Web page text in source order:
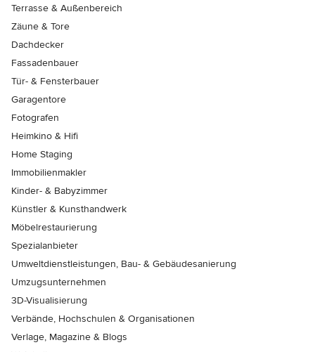
Terrasse & Außenbereich
Zäune & Tore
Dachdecker
Fassadenbauer
Tür- & Fensterbauer
Garagentore
Fotografen
Heimkino & Hifi
Home Staging
Immobilienmakler
Kinder- & Babyzimmer
Künstler & Kunsthandwerk
Möbelrestaurierung
Spezialanbieter
Umweltdienstleistungen, Bau- & Gebäudesanierung
Umzugsunternehmen
3D-Visualisierung
Verbände, Hochschulen & Organisationen
Verlage, Magazine & Blogs